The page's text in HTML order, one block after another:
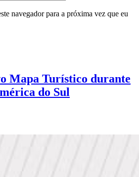
navegador para a próxima vez que eu
Mapa Turístico durante
do Sul